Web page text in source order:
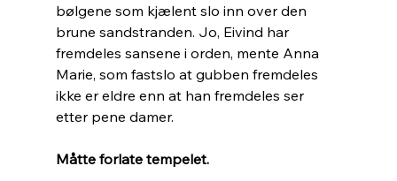
bølgene som kjælent slo inn over den
brune sandstranden. Jo, Eivind har
fremdeles sansene i orden, mente Anna
Marie, som fastslo at gubben fremdeles
ikke er eldre enn at han fremdeles ser
etter pene damer.
Måtte forlate tempelet.